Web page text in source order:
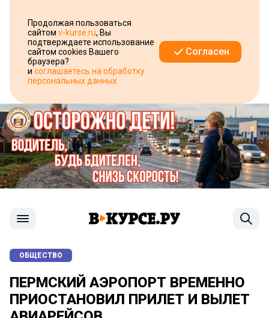
Продолжая пользоваться
сайтом v-kurse.ru, Вы
подтверждаете использование
сайтом cookies Вашего
браузера?
и соглашаетесь на обработку
персональных данных
Согласен
ОБЩЕСТВО
ПЕРМСКИЙ АЭРОПОРТ ВРЕМЕННО
ПРИОСТАНОВИЛ ПРИЛЕТ И ВЫЛЕТ